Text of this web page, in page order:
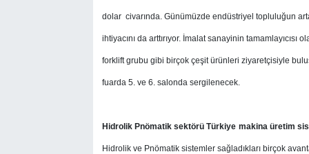
dolar civarında. Günümüzde endüstriyel topluluğun
ihtiyacını da arttırıyor. İmalat sanayinin
forklift grubu gibi birçok çeşit ürünleri ziyaretçisiyle
fuarda 5. ve 6. salonda sergilenecek.
Hidrolik Pnömatik sektörü Türkiye makina üretim
Hidrolik ve Pnömatik sistemler sağladıkları birçok